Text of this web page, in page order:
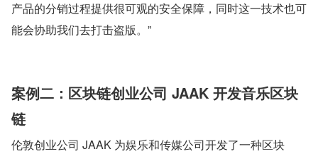
产品的分销过程提供很可观的安全保障，同时这一技术也可
能会协助我们去打击盗版。”
案例二：区块链创业公司 JAAK 开发音乐区块
链
伦敦创业公司 JAAK 为娱乐和传媒公司开发了一种区块